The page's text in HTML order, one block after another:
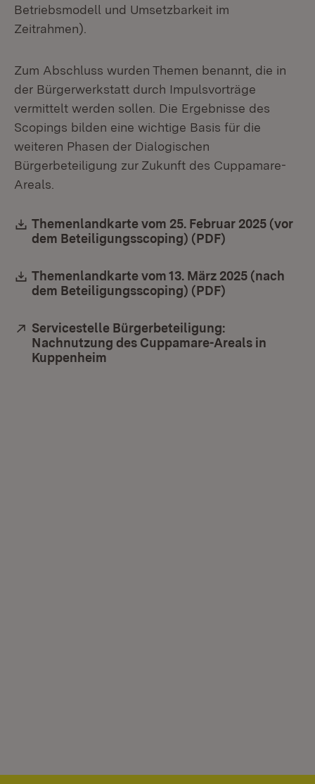
Betriebsmodell und Umsetzbarkeit im
Zeitrahmen).
Zum Abschluss wurden Themen benannt, die in
der Bürgerwerkstatt durch Impulsvorträge
vermittelt werden sollen. Die Ergebnisse des
Scopings bilden eine wichtige Basis für die
weiteren Phasen der Dialogischen
Bürgerbeteiligung zur Zukunft des Cuppamare-
Areals.
Download:
Themenlandkarte vom 25. Februar 2025 (vor
dem Beteiligungsscoping) (PDF)
Download:
Themenlandkarte vom 13. März 2025 (nach
dem Beteiligungsscoping) (PDF)
Extern:
Servicestelle Bürgerbeteiligung:
Nachnutzung des Cuppamare-Areals in
Kuppenheim